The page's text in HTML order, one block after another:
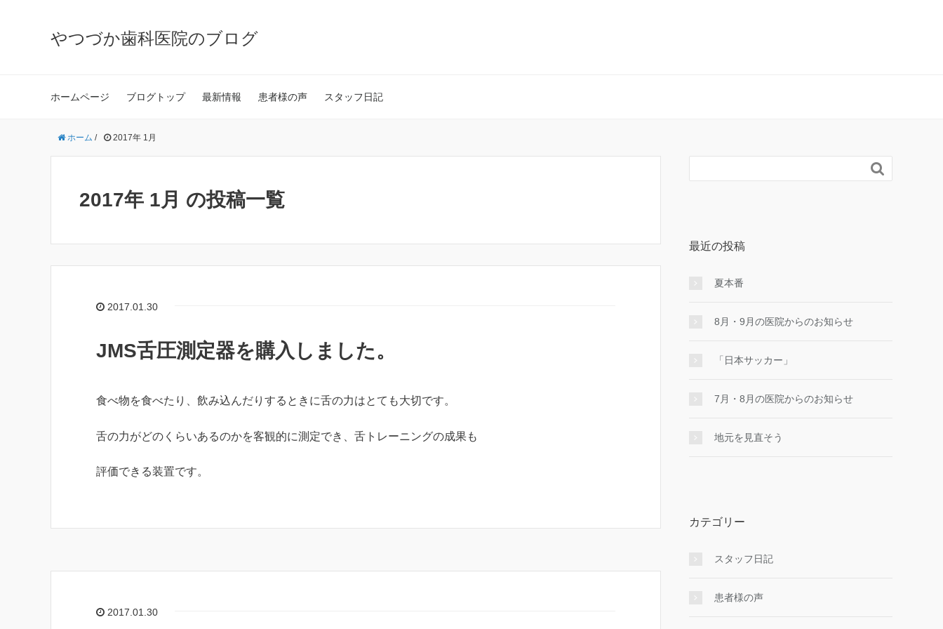
やつづか歯科医院のブログ
ホームページ ブログトップ 最新情報 患者様の声 スタッフ日記
ホーム / 2017年 1月
2017年 1月 の投稿一覧
2017.01.30
JMS舌圧測定器を購入しました。
食べ物を食べたり、飲み込んだりするときに舌の力はとても大切です。
舌の力がどのくらいあるのかを客観的に測定でき、舌トレーニングの成果も
評価できる装置です。
2017.01.30

最近の投稿
夏本番
8月・9月の医院からのお知らせ
「日本サッカー」
7月・8月の医院からのお知らせ
地元を見直そう
カテゴリー
スタッフ日記
患者様の声